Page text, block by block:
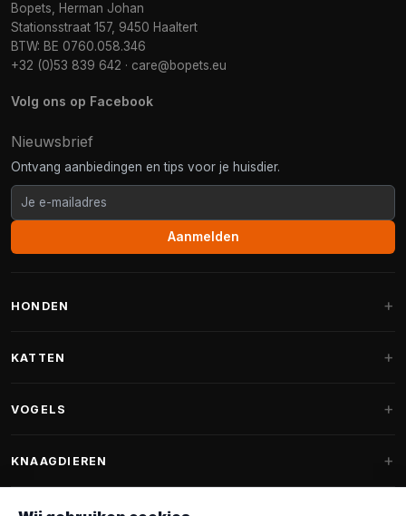
Bopets, Herman Johan
Stationsstraat 157, 9450 Haaltert
BTW: BE 0760.058.346
+32 (0)53 839 642 · care@bopets.eu
Volg ons op Facebook
Nieuwsbrief
Ontvang aanbiedingen en tips voor je huisdier.
Aanmelden
HONDEN
Fantail hondenmanden
KATTEN
Krabpalen voor Maine Coon
VOGELS
Vogelvoer binnenvogels
KNAAGDIEREN